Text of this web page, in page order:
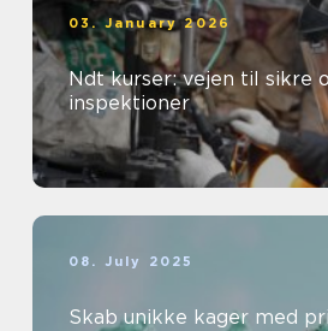
03. January 2026
Ndt kurser: vejen til sikre
inspektioner
08. July 2025
Skab unikke kager med